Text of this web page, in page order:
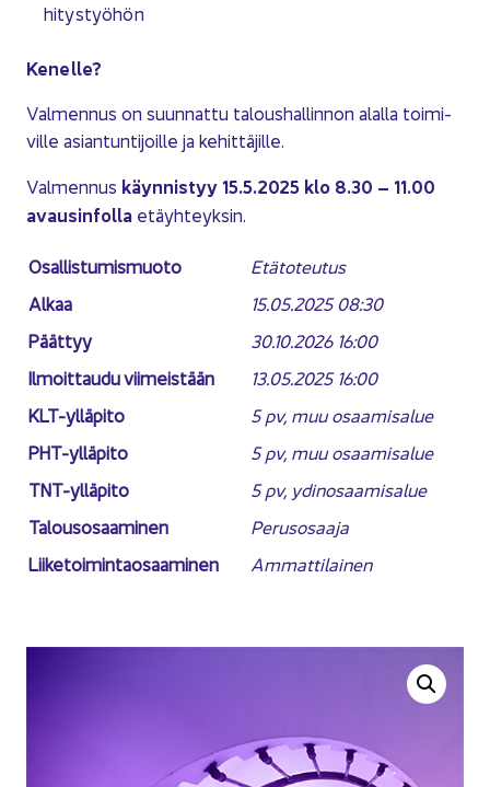
hi­tys­työ­hön
Ke­nel­le?
Val­men­nus on suun­nat­tu ta­lous­hal­lin­non alal­la toi­mi­
vil­le asian­tun­ti­joil­le ja ke­hit­tä­jil­le.
Val­men­nus käyn­nis­tyy 15.5.2025 klo 8.30 – 11.00
avausin­fol­la etäyh­teyk­sin.
Osal­lis­tu­mis­muo­to
Etä­to­teu­tus
Alkaa
15.05.2025 08:30
Päät­tyy
30.10.2026 16:00
Il­moit­tau­du vii­meis­tään
13.05.2025 16:00
KLT-​ylläpito
5 pv, muu osaa­mi­sa­lue
PHT-​ylläpito
5 pv, muu osaa­mi­sa­lue
TNT-​ylläpito
5 pv, ydin­osaa­mi­sa­lue
Ta­lous­osaa­mi­nen
Pe­rus­osaa­ja
Lii­ke­toi­min­tao­saa­mi­nen
Am­mat­ti­lai­nen